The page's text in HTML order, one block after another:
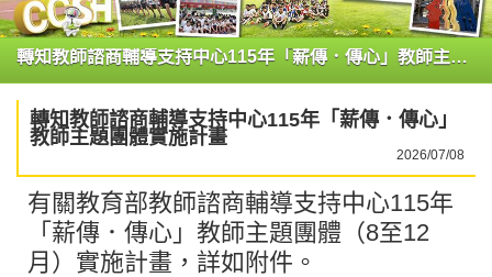
轉知教師諮商輔導支持中心115年「薪傳．傳心」教師主題團體實施計畫
轉知教師諮商輔導支持中心115年「薪傳．傳心」
教師主題團體實施計畫
2026/07/08
有關教育部教師諮商輔導支持中心115年
「薪傳．傳心」教師主題團體（8至12
月）實施計畫，詳如附件。